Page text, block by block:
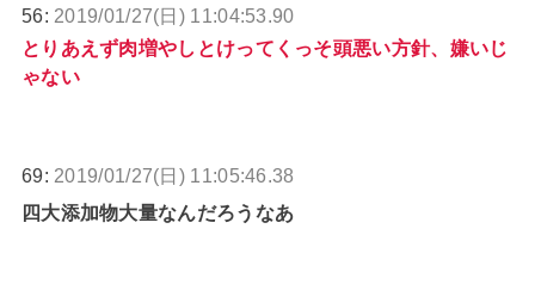
56: 2019/01/27(日) 11:04:53.90
とりあえず肉増やしとけってくっそ頭悪い方針、嫌いじ
ゃない
69: 2019/01/27(日) 11:05:46.38
四大添加物大量なんだろうなあ